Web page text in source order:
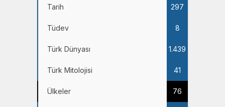
Tarih 297
Tüdev 8
Türk Dünyası 1.439
Türk Mitolojisi 41
Ülkeler 76